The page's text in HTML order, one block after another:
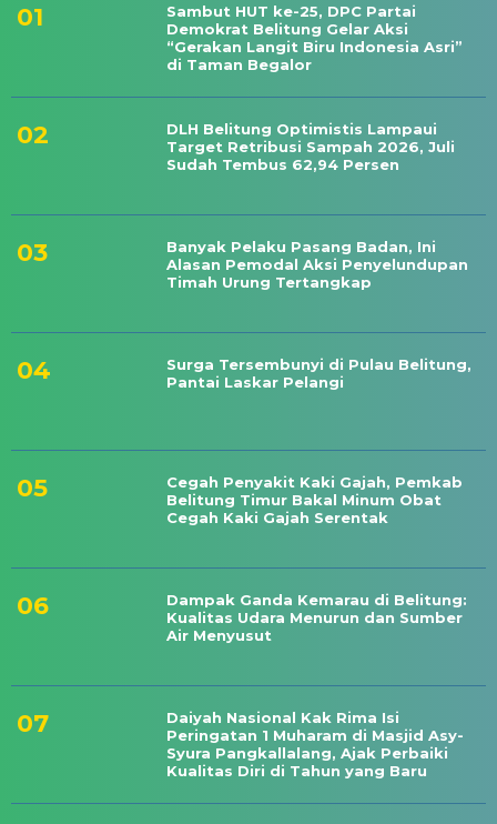
Sambut HUT ke-25, DPC Partai
Demokrat Belitung Gelar Aksi
“Gerakan Langit Biru Indonesia Asri”
di Taman Begalor
DLH Belitung Optimistis Lampaui
Target Retribusi Sampah 2026, Juli
Sudah Tembus 62,94 Persen
Banyak Pelaku Pasang Badan, Ini
Alasan Pemodal Aksi Penyelundupan
Timah Urung Tertangkap
Surga Tersembunyi di Pulau Belitung,
Pantai Laskar Pelangi
Cegah Penyakit Kaki Gajah, Pemkab
Belitung Timur Bakal Minum Obat
Cegah Kaki Gajah Serentak
Dampak Ganda Kemarau di Belitung:
Kualitas Udara Menurun dan Sumber
Air Menyusut
Daiyah Nasional Kak Rima Isi
Peringatan 1 Muharam di Masjid Asy-
Syura Pangkallalang, Ajak Perbaiki
Kualitas Diri di Tahun yang Baru